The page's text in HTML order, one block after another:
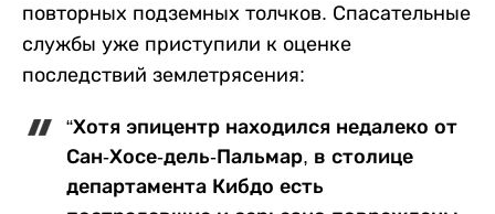
повторных подземных толчков. Спасательные
службы уже приступили к оценке
последствий землетрясения:
“Хотя эпицентр находился недалеко от
Сан-Хосе-дель-Пальмар, в столице
департамента Кибдо есть